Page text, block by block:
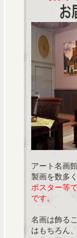
アート名画
製画を数多
ポスター等
です。
名画は飾る
はもちろん